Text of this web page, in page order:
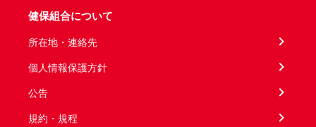
健保組合について
所在地・連絡先
個人情報保護方針
公告
規約・規程